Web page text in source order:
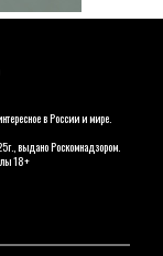
в России и мире.
выдано Роскомнадзором.
18+